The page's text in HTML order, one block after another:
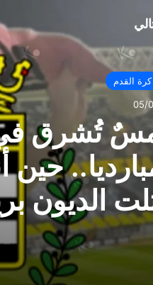
القدم
05/
تُشرق في
حين
الديون